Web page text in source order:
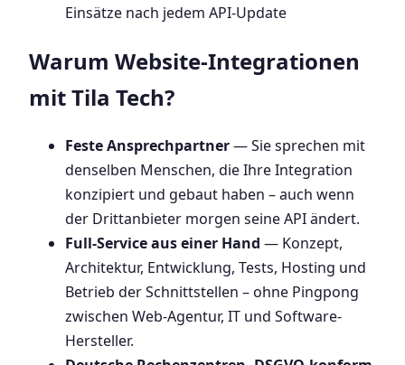
Einsätze nach jedem API-Update
Warum Website-Integrationen
mit Tila Tech?
Feste Ansprechpartner— Sie sprechen mit
denselben Menschen, die Ihre Integration
konzipiert und gebaut haben – auch wenn
der Drittanbieter morgen seine API ändert.
Full-Service aus einer Hand — Konzept,
Architektur, Entwicklung, Tests, Hosting und
Betrieb der Schnittstellen – ohne Pingpong
zwischen Web-Agentur, IT und Software-
Hersteller.